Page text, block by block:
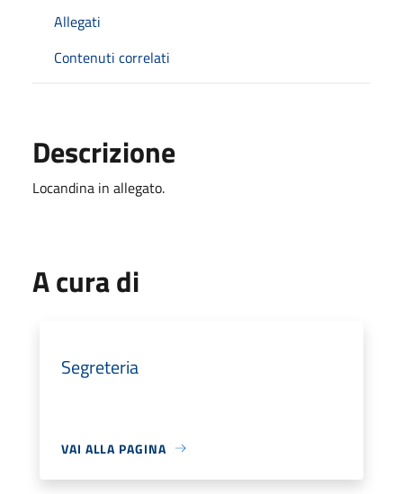
Allegati
Contenuti correlati
Descrizione
Locandina in allegato.
A cura di
Segreteria
VAI ALLA PAGINA